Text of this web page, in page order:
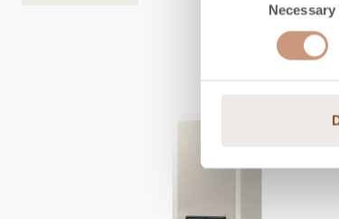
Necessary